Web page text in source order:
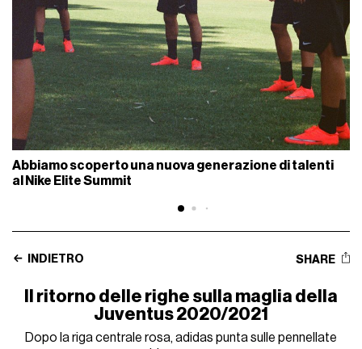
Abbiamo scoperto una nuova generazione di talenti
al Nike Elite Summit
INDIETRO SHARE
Il ritorno delle righe sulla maglia della
Juventus 2020/2021
Dopo la riga centrale rosa, adidas punta sulle pennellate